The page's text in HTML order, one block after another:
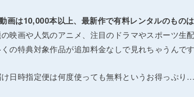
画は10,000本以上、最新作で有料レンタルのもの
映画や人気のアニメ、注目のドラマやスポーツ生
の特典対象作品が追加料金なしで見れちゃうんで
日時指定便は何度使っても無料というお得っぷり…